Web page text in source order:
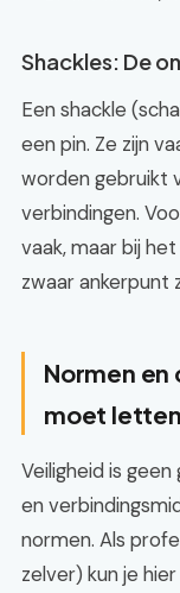
Shackles: De
Een shackle
een pin. Ze zijn
worden gebruikt
verbindingen.
vaak, maar bij
zwaar ankerpunt
Normen
moet letten
Veiligheid is
en
normen. Als
zelver) kun je hier